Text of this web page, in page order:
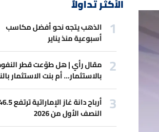
الأكثر تداولاً
الذهب يتجه نحو أفضل مكاسب
أسبوعية منذ يناير
مقال رأي | هل طوّعت قطر
بالاستثمار... أم بنت الاستثمار
النصف الأول من 2026